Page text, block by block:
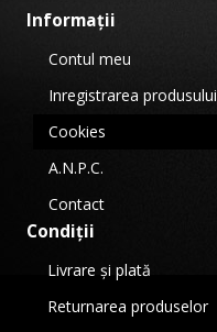
Informații
Contul meu
Inregistrarea produsului
Cookies
A.N.P.C.
Contact
Condiții
Livrare și plată
Returnarea produselor